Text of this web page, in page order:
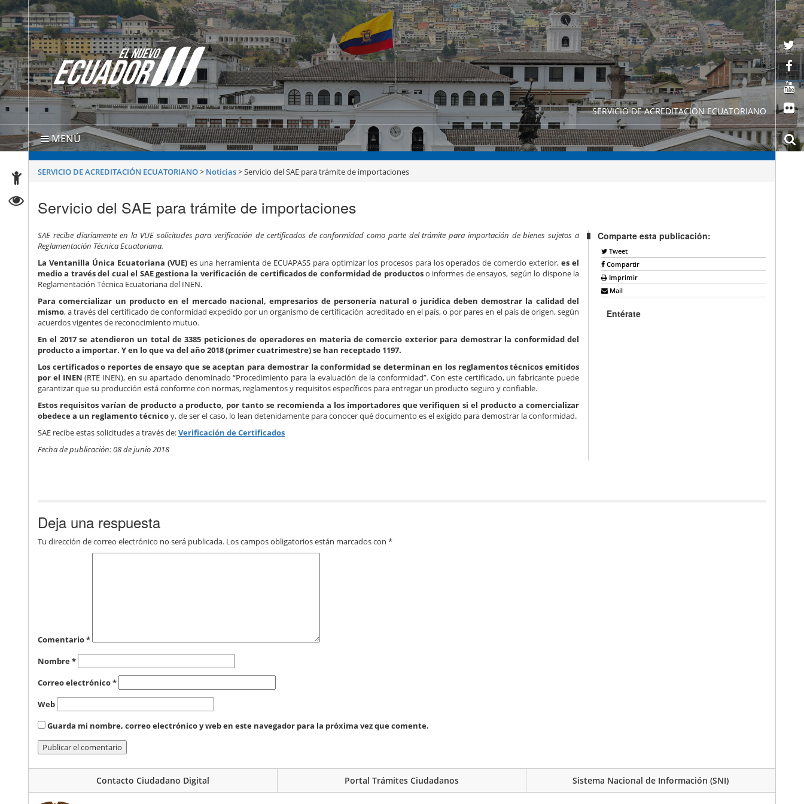
SERVICIO DE ACREDITACION ECUATORIANO
MENÚ
SERVICIO DE ACREDITACIÓN ECUATORIANO> Noticias>Servicio del SAE para trámite de importaciones
Servicio del SAE para trámite de importaciones
SAE recibe diariamente en la VUE solicitudes para verificación de certificados de conformidad como parte del trámite para importación de bienes sujetos a
Reglamentación Técnica Ecuatoriana.
La Ventanilla Única Ecuatoriana (VUE)es una herramienta de ECUAPASS para optimizar los procesos para los operados de comercio exterior,es el
medio a través del cual el SAE gestiona la verificación de certificados de conformidad de productoso informes de ensayos, según lo dispone la
Reglamentación Técnica Ecuatoriana del INEN.
Para comercializar un producto en el mercado nacional, empresarios de personería natural o jurídica deben demostrar la calidad del
mismo, a través del certificado de conformidad expedido por un organismo de certificación acreditado en el país, o por pares en el país de origen, según
acuerdos vigentes de reconocimiento mutuo.
En el 2017 se atendieron un total de 3385 peticiones de operadores en materia de comercio exterior para demostrar la conformidad del
producto a importar. Y en lo que va del año 2018 (primer cuatrimestre) se han receptado 1197.
Los certificados o reportes de ensayo que se aceptan para demostrar la conformidad se determinan en los reglamentos técnicos emitidos
por el INEN (RTE INEN), en su apartado denominado “Procedimiento para la evaluación de la conformidad”. Con este certificado, un fabricante puede
garantizar que su producción está conforme con normas, reglamentos y requisitos específicos para entregar un producto seguro y confiable.
Estos requisitos varían de producto a producto, por tanto se recomienda a los importadores que verifiquen si el producto a comercializar
obedece a un reglamento técnicoy, de ser el caso, lo lean detenidamente para conocer qué documento es el exigido para demostrar la conformidad.
SAE recibe estas solicitudes a través de:Verificación de Certificados
Fecha de publicación: 08 de junio 2018
Comparte esta publicación:
Tweet
Compartir
Imprimir
Mail
Entérate
Deja una respuesta
Tu dirección de correo electrónico no será publicada. Los campos obligatorios están marcados con*
Comentario*
Nombre*
Correo electrónico*
Web
Guarda mi nombre, correo electrónico y web en este navegador para la próxima vez que comente.
Contacto Ciudadano Digital Portal Trámites Ciudadanos Sistema Nacional de Información (SNI)